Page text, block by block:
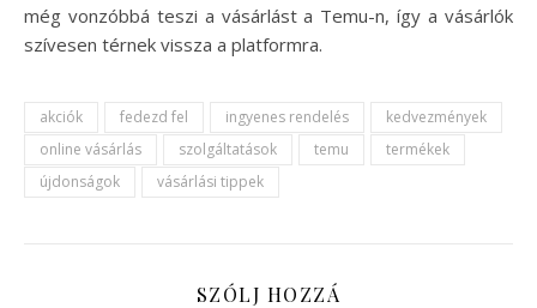
még vonzóbbá teszi a vásárlást a Temu-n, így a vásárlók
szívesen térnek vissza a platformra.
akciók fedezd fel ingyenes rendelés
kedvezmények
online vásárlás
szolgáltatások temu
termékek
újdonságok
vásárlási tippek
SZÓLJ HOZZÁ